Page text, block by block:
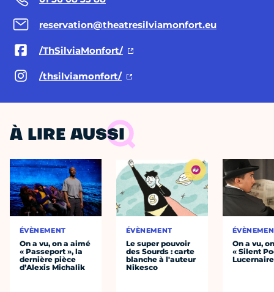
reservation@theatresilviamonfort.eu
/ThSilviaMonfort/
/thsilviamonfort/
À LIRE AUSSI
ÉVÈNEMENT
On a vu, on a aimé
« Passeport », la
dernière pièce
d’Alexis Michalik
ÉVÈNEMENT
Le super pouvoir
des Sourds : carte
blanche à l'auteur
Nikesco
On a vu,
« Silent
Lucernaire